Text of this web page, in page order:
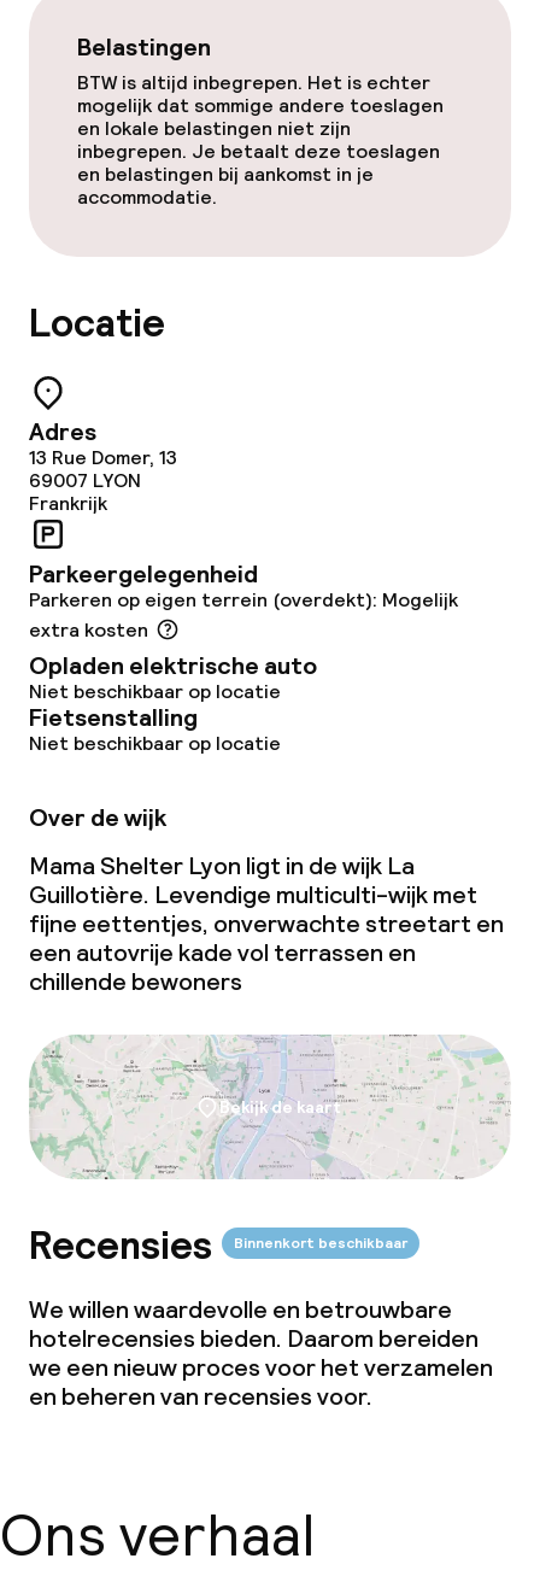
Belastingen
BTW is altijd inbegrepen. Het is echter
mogelijk dat sommige andere toeslagen
en lokale belastingen niet zijn
inbegrepen. Je betaalt deze toeslagen
en belastingen bij aankomst in je
accommodatie.
Locatie
Adres
13 Rue Domer, 13
69007 LYON
Frankrijk
Parkeergelegenheid
Parkeren op eigen terrein (overdekt): Mogelijk
extra kosten
Opladen elektrische auto
Niet beschikbaar op locatie
Fietsenstalling
Niet beschikbaar op locatie
Over de wijk
Mama Shelter Lyon ligt in de wijk La
Guillotière. Levendige multiculti-wijk met
fijne eettentjes, onverwachte streetart en
een autovrije kade vol terrassen en
chillende bewoners
Bekijk de kaart
Recensies Binnenkort beschikbaar
We willen waardevolle en betrouwbare
hotelrecensies bieden. Daarom bereiden
we een nieuw proces voor het verzamelen
en beheren van recensies voor.
Ons verhaal